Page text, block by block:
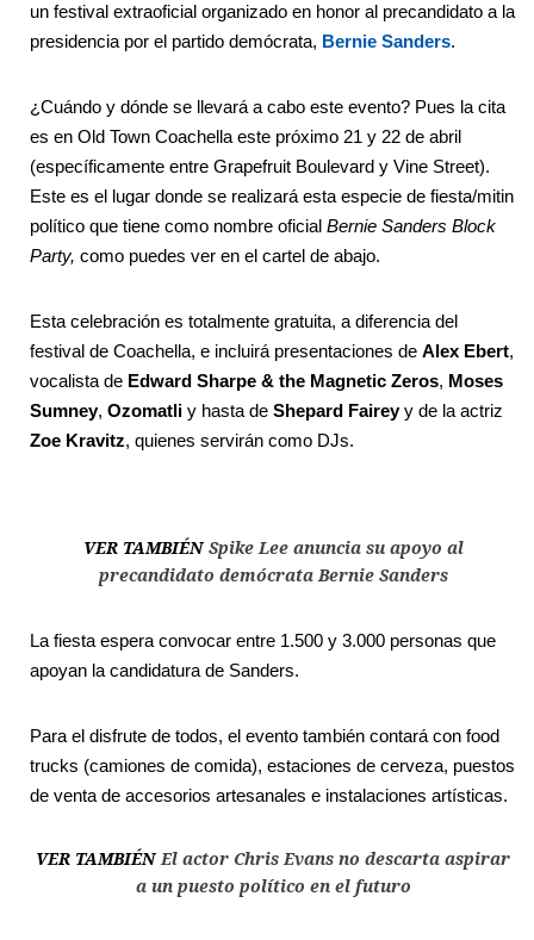
un festival extraoficial organizado en honor al precandidato a la
presidencia por el partido demócrata, Bernie Sanders.
¿Cuándo y dónde se llevará a cabo este evento? Pues la cita
es en Old Town Coachella este próximo 21 y 22 de abril
(específicamente entre Grapefruit Boulevard y Vine Street).
Este es el lugar donde se realizará esta especie de fiesta/mitin
político que tiene como nombre oficial Bernie Sanders Block
Party, como puedes ver en el cartel de abajo.
Esta celebración es totalmente gratuita, a diferencia del
festival de Coachella, e incluirá presentaciones de Alex Ebert,
vocalista de Edward Sharpe & the Magnetic Zeros, Moses
Sumney, Ozomatli y hasta de Shepard Faireyy de la actriz
Zoe Kravitz, quienes servirán como DJs.
VER TAMBIÉN Spike Lee anuncia su apoyo al
precandidato demócrata Bernie Sanders
La fiesta espera convocar entre 1.500 y 3.000 personas que
apoyan la candidatura de Sanders.
Para el disfrute de todos, el evento también contará con food
trucks (camiones de comida), estaciones de cerveza, puestos
de venta de accesorios artesanales e instalaciones artísticas.
VER TAMBIÉN El actor Chris Evans no descarta aspirar
a un puesto político en el futuro